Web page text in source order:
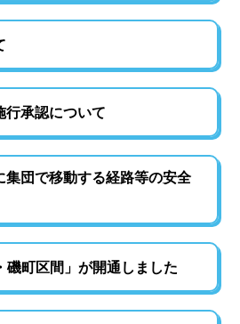
行承認について
集団で移動する経路等の安全
町区間」が開通しました